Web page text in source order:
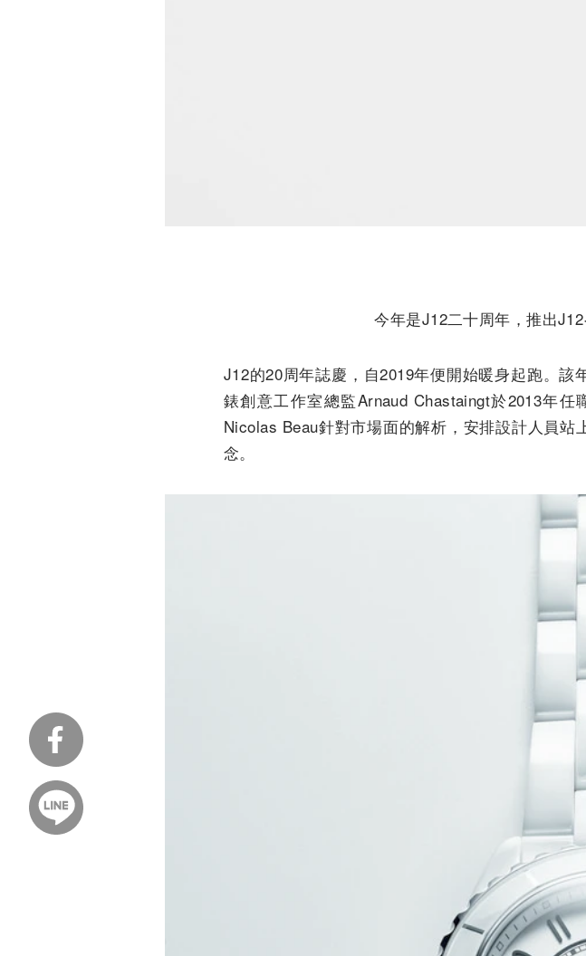
今年是J12二十周年，推出
J12的20周年誌慶，自2019年便開始暖身起跑。
錶創意工作室總監Arnaud Chastaingt於2013年
Nicolas Beau針對市場面的解析，安排設計人員
念。